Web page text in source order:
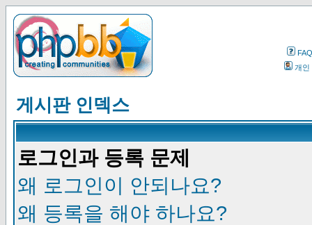
FAQ
개인
게시판 인덱스
로그인과 등록 문제
왜 로그인이 안되나요?
왜 등록을 해야 하나요?